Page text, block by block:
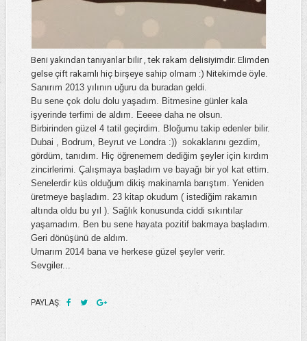
Beni yakından tanıyanlar bilir , tek rakam delisiyimdir. Elimden
gelse çift rakamlı hiç birşeye sahip olmam :) Nitekimde öyle.
Sanırım 2013 yılının uğuru da buradan geldi.
Bu sene çok dolu dolu yaşadım. Bitmesine günler kala
işyerinde terfimi de aldım. Eeeee daha ne olsun.
Birbirinden güzel 4 tatil geçirdim. Bloğumu takip edenler bilir.
Dubai , Bodrum, Beyrut ve Londra :)) sokaklarını gezdim,
gördüm, tanıdım. Hiç öğrenemem dediğim şeyler için kırdım
zincirlerimi. Çalışmaya başladım ve bayağı bir yol kat ettim.
Senelerdir küs olduğum dikiş makinamla barıştım. Yeniden
üretmeye başladım. 23 kitap okudum ( istediğim rakamın
altında oldu bu yıl ). Sağlık konusunda ciddi sıkıntılar
yaşamadım. Ben bu sene hayata pozitif bakmaya başladım.
Geri dönüşünü de aldım.
Umarım 2014 bana ve herkese güzel şeyler verir.
Sevgiler...
PAYLAŞ: